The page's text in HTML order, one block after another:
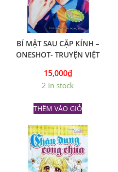
BÍ MẬT SAU CẶP KÍNH –
ONESHOT- TRUYỆN VIỆT
15,000₫
2 in stock
THÊM VÀO GIỎ